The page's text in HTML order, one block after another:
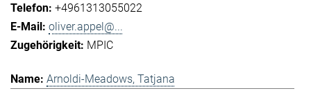
+4961313055022
oliver.appel@...
MPIC
Arnoldi-Meadows, Tatjana